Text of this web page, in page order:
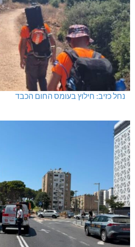
נחל כזיב: חילוץ בעומס החום הכבד